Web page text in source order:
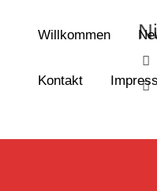
Willkommen
Kontakt